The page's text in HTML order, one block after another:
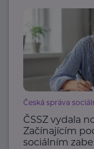
Česká správa
ČSSZ vydala
Začínajícím
sociálním